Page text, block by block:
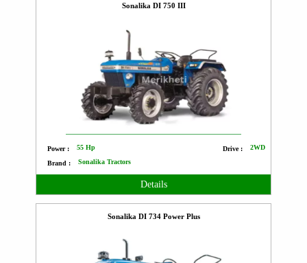
Sonalika DI 750 III
Power : 55 Hp Drive : 2WD
Brand : Sonalika Tractors
Details
Sonalika DI 734 Power Plus